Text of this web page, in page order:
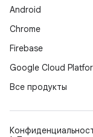
Android
Chrome
Firebase
Google Cloud
Все продукты